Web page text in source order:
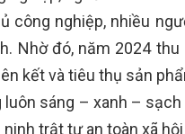
công nghiệp, nhiều
Nhờ đó, năm 2024
kết và tiêu thụ sản
sáng – xanh –
ninh trật tự an toàn xã